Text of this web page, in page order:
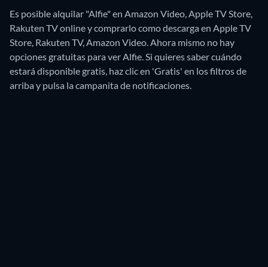
Es posible alquilar "Alfie" en Amazon Video, Apple TV Store,
Rakuten TV online y comprarlo como descarga en Apple TV
Store, Rakuten TV, Amazon Video.Ahora mismo no hay
opciones gratuitas para ver Alfie. Si quieres saber cuándo
estará disponible gratis, haz clic en 'Gratis' en los filtros de
arriba y pulsa la campanita de notificaciones.